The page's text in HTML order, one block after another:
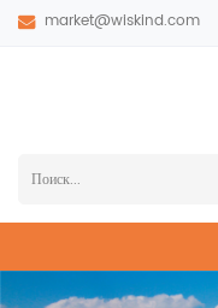
market@wiskind.com